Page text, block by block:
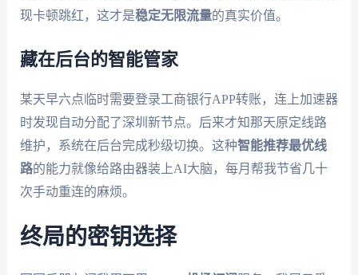
现卡顿跳红，这才是稳定无限流量的真实价值。
藏在后台的智能管家
某天早六点临时需要登录工商银行APP转账，连上加速器
时发现自动分配了深圳新节点。后来才知那天原定线路
维护，系统在后台完成秒级切换。这种智能推荐最优线
路的能力就像给路由器装上AI大脑，每月帮我节省几十
次手动重连的麻烦。
终局的密钥选择